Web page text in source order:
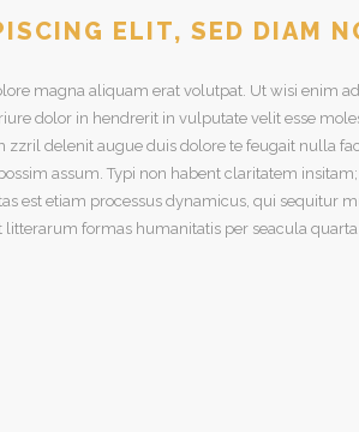
ELIT, SED DIAM
magna aliquam erat volutpat. Ut wisi enim
dolor in hendrerit in vulputate velit esse
delenit augue duis dolore te feugait nulla
assum. Typi non habent claritatem insitam;
est etiam processus dynamicus, qui sequitur
formas humanitatis per seacula